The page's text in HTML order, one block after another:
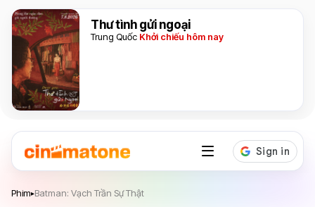
Thư tình gửi ngoại
Trung Quốc Khởi chiếu hôm nay
Phim▸Batman: Vạch Trần Sự Thật